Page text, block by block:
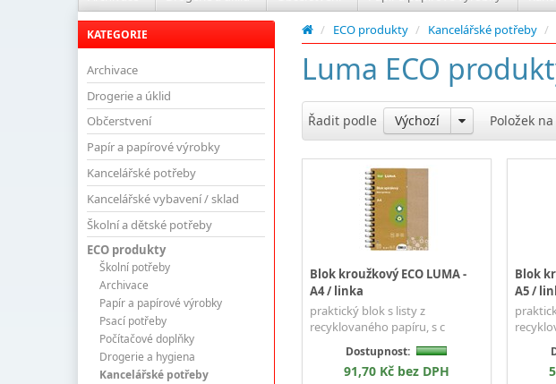
KATEGORIE
Archivace
Drogerie a úklid
Občerstvení
Papír a papírové výrobky
Kancelářské potřeby
Kancelářské vybavení / sklad
Školní a dětské potřeby
ECO produkty
Školní potřeby
Archivace
Papír a papírové výrobky
Psací potřeby
Počítačové doplňky
Drogerie a hygiena
Kancelářské potřeby
/ ECO produkty / Kancelářské potřeby /
Luma ECO
Řadit podle Výchozí Položek
Blok kroužkový ECO LUMA -
A4 / linka
praktický blok s listy z
recyklovaného papíru, s c
Dostupnost:
91,70 Kč bez DPH
Blok
A5 /